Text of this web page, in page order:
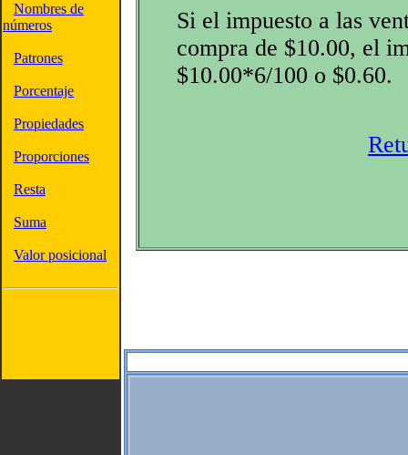
Nombres de
números
Patrones
Porcentaje
Propiedades
Proporciones
Resta
Suma
Valor posicional
Si el impuesto a las
compra de $10.00, el
$10.00*6/100 o $0.60.